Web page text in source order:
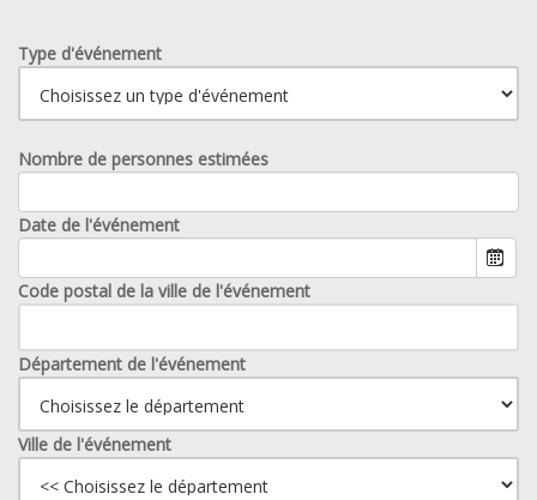
Type d'événement
Nombre de personnes estimées
Date de l'événement
Code postal de la ville de l'événement
Département de l'événement
Ville de l'événement